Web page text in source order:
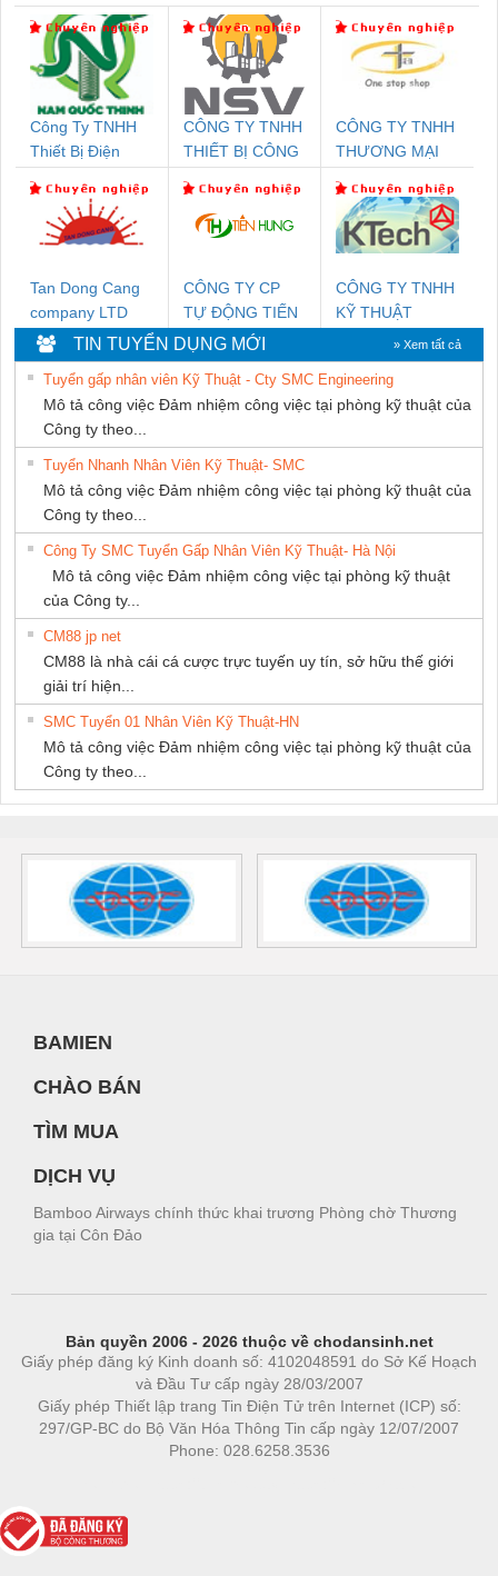
Công Ty TNHH
Thiết Bị Điện
CÔNG TY TNHH
THIẾT BỊ CÔNG
SETSUBI VIỆT
NAM
CÔNG TY TNHH
THƯƠNG MẠI
NAM
Tan Dong Cang
company LTD
CÔNG TY CP
TỰ ĐỘNG TIẾN
HƯNG
CÔNG TY TNHH
KỸ THUẬT
KTECH VIỆT
NAM
TIN TUYỂN DỤNG MỚI » Xem tất cả
Tuyển gấp nhân viên Kỹ Thuật - Cty SMC Engineering
Mô tả công việc Đảm nhiệm công việc tại phòng kỹ thuật của
Công ty theo...
Tuyển Nhanh Nhân Viên Kỹ Thuật- SMC
Mô tả công việc Đảm nhiệm công việc tại phòng kỹ thuật của
Công ty theo...
Công Ty SMC Tuyển Gấp Nhân Viên Kỹ Thuật- Hà Nội
Mô tả công việc Đảm nhiệm công việc tại phòng kỹ thuật
của Công ty...
CM88 jp net
CM88 là nhà cái cá cược trực tuyến uy tín, sở hữu thế giới
giải trí hiện...
SMC Tuyển 01 Nhân Viên Kỹ Thuật-HN
Mô tả công việc Đảm nhiệm công việc tại phòng kỹ thuật của
Công ty theo...
BAMIEN
CHÀO BÁN
TÌM MUA
DỊCH VỤ
Bamboo Airways chính thức khai trương Phòng chờ Thương
gia tại Côn Đảo
Bản quyền 2006 - 2026 thuộc về chodansinh.net
Giấy phép đăng ký Kinh doanh số: 4102048591 do Sở Kế Hoạch
và Đầu Tư cấp ngày 28/03/2007
Giấy phép Thiết lập trang Tin Điện Tử trên Internet (ICP) số:
297/GP-BC do Bộ Văn Hóa Thông Tin cấp ngày 12/07/2007
Phone: 028.6258.3536